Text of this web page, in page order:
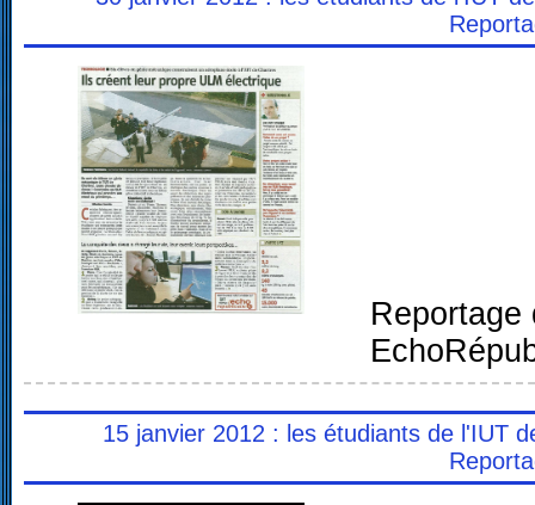
15 janvier 2012 : les étudiants de l'IUT